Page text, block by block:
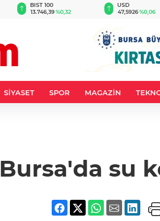
BIST 100
13.746,39%0,32
USD
47,5926%0,06
SİYASET SPOR MAGAZİN
Bursa'da su